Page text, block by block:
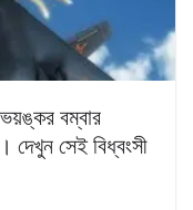
বম্বার
দেখুন সেই বিধ্বংসী